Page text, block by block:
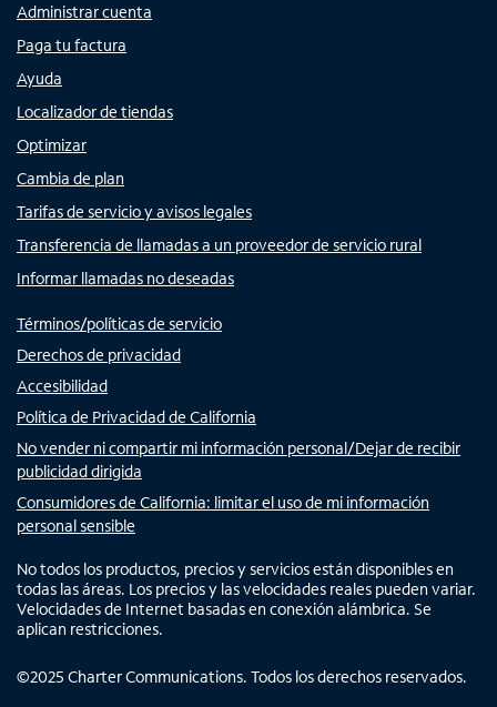
Administrar cuenta
Paga tu factura
Ayuda
Localizador de tiendas
Optimizar
Cambia de plan
Tarifas de servicio y avisos legales
Transferencia de llamadas a un proveedor de servicio rural
Informar llamadas no deseadas
Términos/políticas de servicio
Derechos de privacidad
Accesibilidad
Política de Privacidad de California
No vender ni compartir mi información personal/Dejar de recibir
publicidad dirigida
Consumidores de California: limitar el uso de mi información
personal sensible
No todos los productos, precios y servicios están disponibles en
todas las áreas. Los precios y las velocidades reales pueden variar.
Velocidades de Internet basadas en conexión alámbrica. Se
aplican restricciones.
©2025 Charter Communications. Todos los derechos reservados.